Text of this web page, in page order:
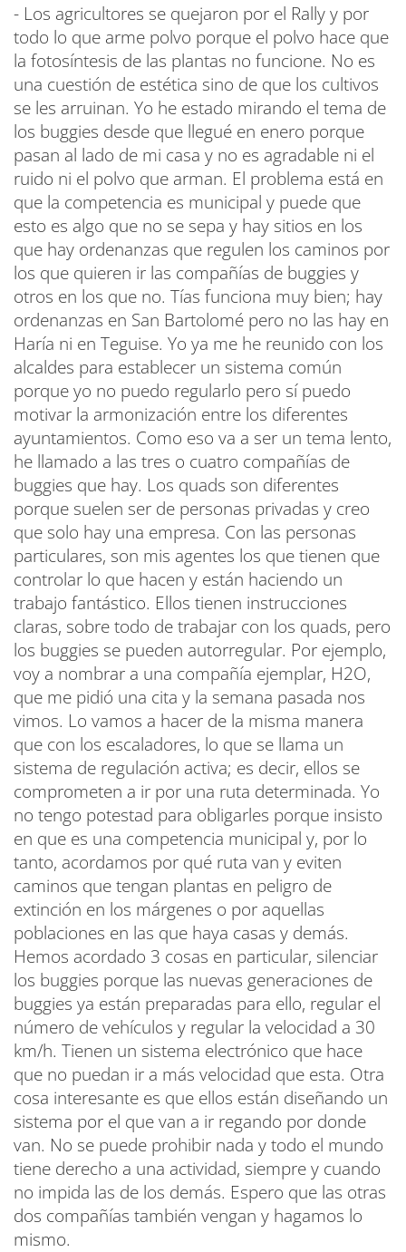
- Los agricultores se quejaron por el Rally y por
todo lo que arme polvo porque el polvo hace que
la fotosíntesis de las plantas no funcione. No es
una cuestión de estética sino de que los cultivos
se les arruinan. Yo he estado mirando el tema de
los buggies desde que llegué en enero porque
pasan al lado de mi casa y no es agradable ni el
ruido ni el polvo que arman. El problema está en
que la competencia es municipal y puede que
esto es algo que no se sepa y hay sitios en los
que hay ordenanzas que regulen los caminos por
los que quieren ir las compañías de buggies y
otros en los que no. Tías funciona muy bien; hay
ordenanzas en San Bartolomé pero no las hay en
Haría ni en Teguise. Yo ya me he reunido con los
alcaldes para establecer un sistema común
porque yo no puedo regularlo pero sí puedo
motivar la armonización entre los diferentes
ayuntamientos. Como eso va a ser un tema lento,
he llamado a las tres o cuatro compañías de
buggies que hay. Los quads son diferentes
porque suelen ser de personas privadas y creo
que solo hay una empresa. Con las personas
particulares, son mis agentes los que tienen que
controlar lo que hacen y están haciendo un
trabajo fantástico. Ellos tienen instrucciones
claras, sobre todo de trabajar con los quads, pero
los buggies se pueden autorregular. Por ejemplo,
voy a nombrar a una compañía ejemplar, H2O,
que me pidió una cita y la semana pasada nos
vimos. Lo vamos a hacer de la misma manera
que con los escaladores, lo que se llama un
sistema de regulación activa; es decir, ellos se
comprometen a ir por una ruta determinada. Yo
no tengo potestad para obligarles porque insisto
en que es una competencia municipal y, por lo
tanto, acordamos por qué ruta van y eviten
caminos que tengan plantas en peligro de
extinción en los márgenes o por aquellas
poblaciones en las que haya casas y demás.
Hemos acordado 3 cosas en particular, silenciar
los buggies porque las nuevas generaciones de
buggies ya están preparadas para ello, regular el
número de vehículos y regular la velocidad a 30
km/h. Tienen un sistema electrónico que hace
que no puedan ir a más velocidad que esta. Otra
cosa interesante es que ellos están diseñando un
sistema por el que van a ir regando por donde
van. No se puede prohibir nada y todo el mundo
tiene derecho a una actividad, siempre y cuando
no impida las de los demás. Espero que las otras
dos compañías también vengan y hagamos lo
mismo.